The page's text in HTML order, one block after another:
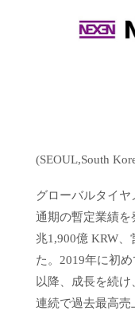
(SEOUL,South
グローバルタイヤ
通期の暫定業績を
兆1,900億 KRW、
た。2019年に初
以降、成長を続
連続で過去最高売